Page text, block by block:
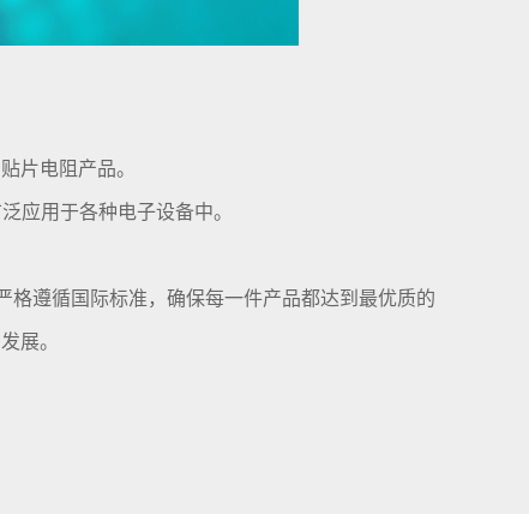
片电阻产品。
应用于各种电子设备中。
格遵循国际标准，确保每一件产品都达到最优质的
展。